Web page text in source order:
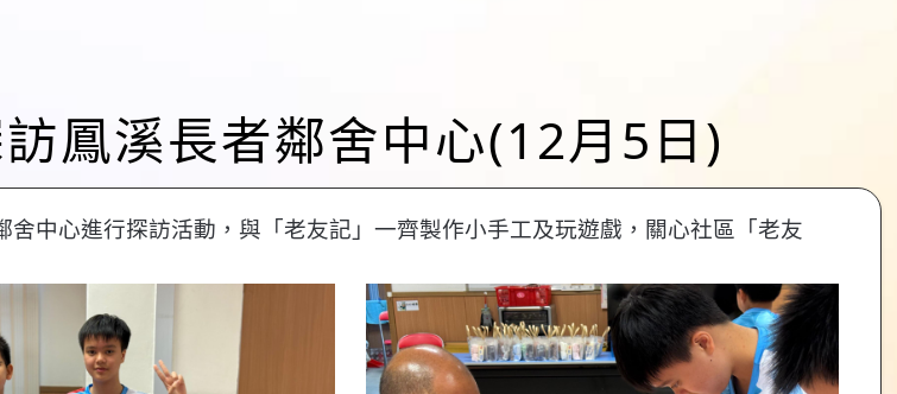
鳳溪長者鄰舍中心(12月5日)
中心進行探訪活動，與「老友記」一齊製作小手工及玩遊戲，關心社區「老友